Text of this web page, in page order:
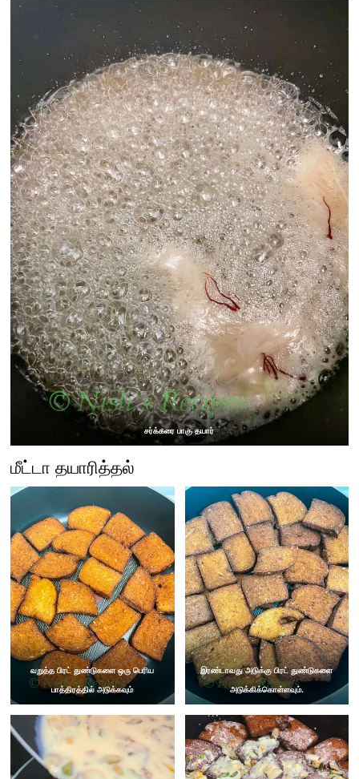
சர்க்கரை பாகு தயார்
மீட்டா தயாரித்தல்
வறுத்த பிரட் துண்டுகளை ஒரு பெரிய
பாத்திரத்தில் அடுக்கவும்
இரண்டாவது அடுக்கு பிரட் துண்டுகளை
அடுக்கிக்கொள்ளவும்.